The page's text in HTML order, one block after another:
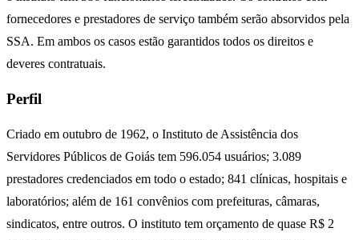
fornecedores e prestadores de serviço também serão absorvidos pela
SSA. Em ambos os casos estão garantidos todos os direitos e
deveres contratuais.
Perfil
Criado em outubro de 1962, o Instituto de Assistência dos
Servidores Públicos de Goiás tem 596.054 usuários; 3.089
prestadores credenciados em todo o estado; 841 clínicas, hospitais e
laboratórios; além de 161 convênios com prefeituras, câmaras,
sindicatos, entre outros. O instituto tem orçamento de quase R$ 2